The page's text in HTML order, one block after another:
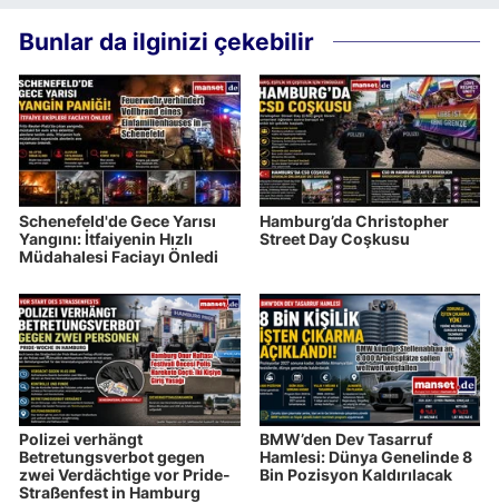
Bunlar da ilginizi çekebilir
Schenefeld'de Gece Yarısı
Yangını: İtfaiyenin Hızlı
Müdahalesi Faciayı Önledi
Hamburg’da Christopher
Street Day Coşkusu
Polizei verhängt
Betretungsverbot gegen
zwei Verdächtige vor Pride-
Straßenfest in Hamburg
BMW’den Dev Tasarruf
Hamlesi: Dünya Genelinde 8
Bin Pozisyon Kaldırılacak